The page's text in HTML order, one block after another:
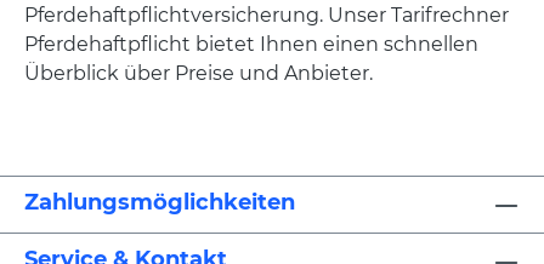
Pferdehaftpflichtversicherung. Unser Tarifrechner
Pferdehaftpflicht bietet Ihnen einen schnellen
Überblick über Preise und Anbieter.
Zahlungsmöglichkeiten